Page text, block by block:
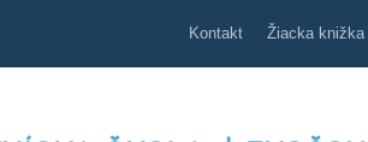
Kontakt Žiacka knižka